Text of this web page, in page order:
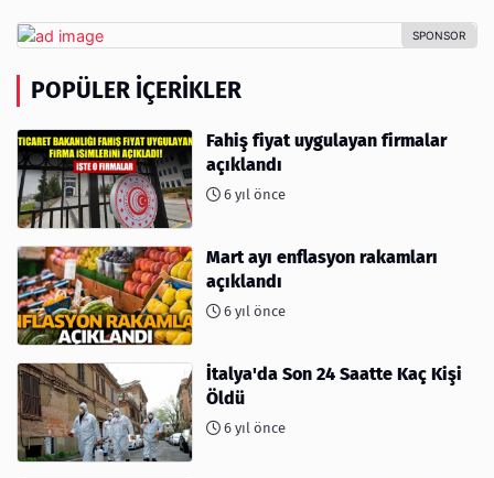
POPÜLER İÇERIKLER
Fahiş fiyat uygulayan firmalar
açıklandı
6 yıl önce
Mart ayı enflasyon rakamları
açıklandı
6 yıl önce
İtalya'da Son 24 Saatte Kaç Kişi
Öldü
6 yıl önce